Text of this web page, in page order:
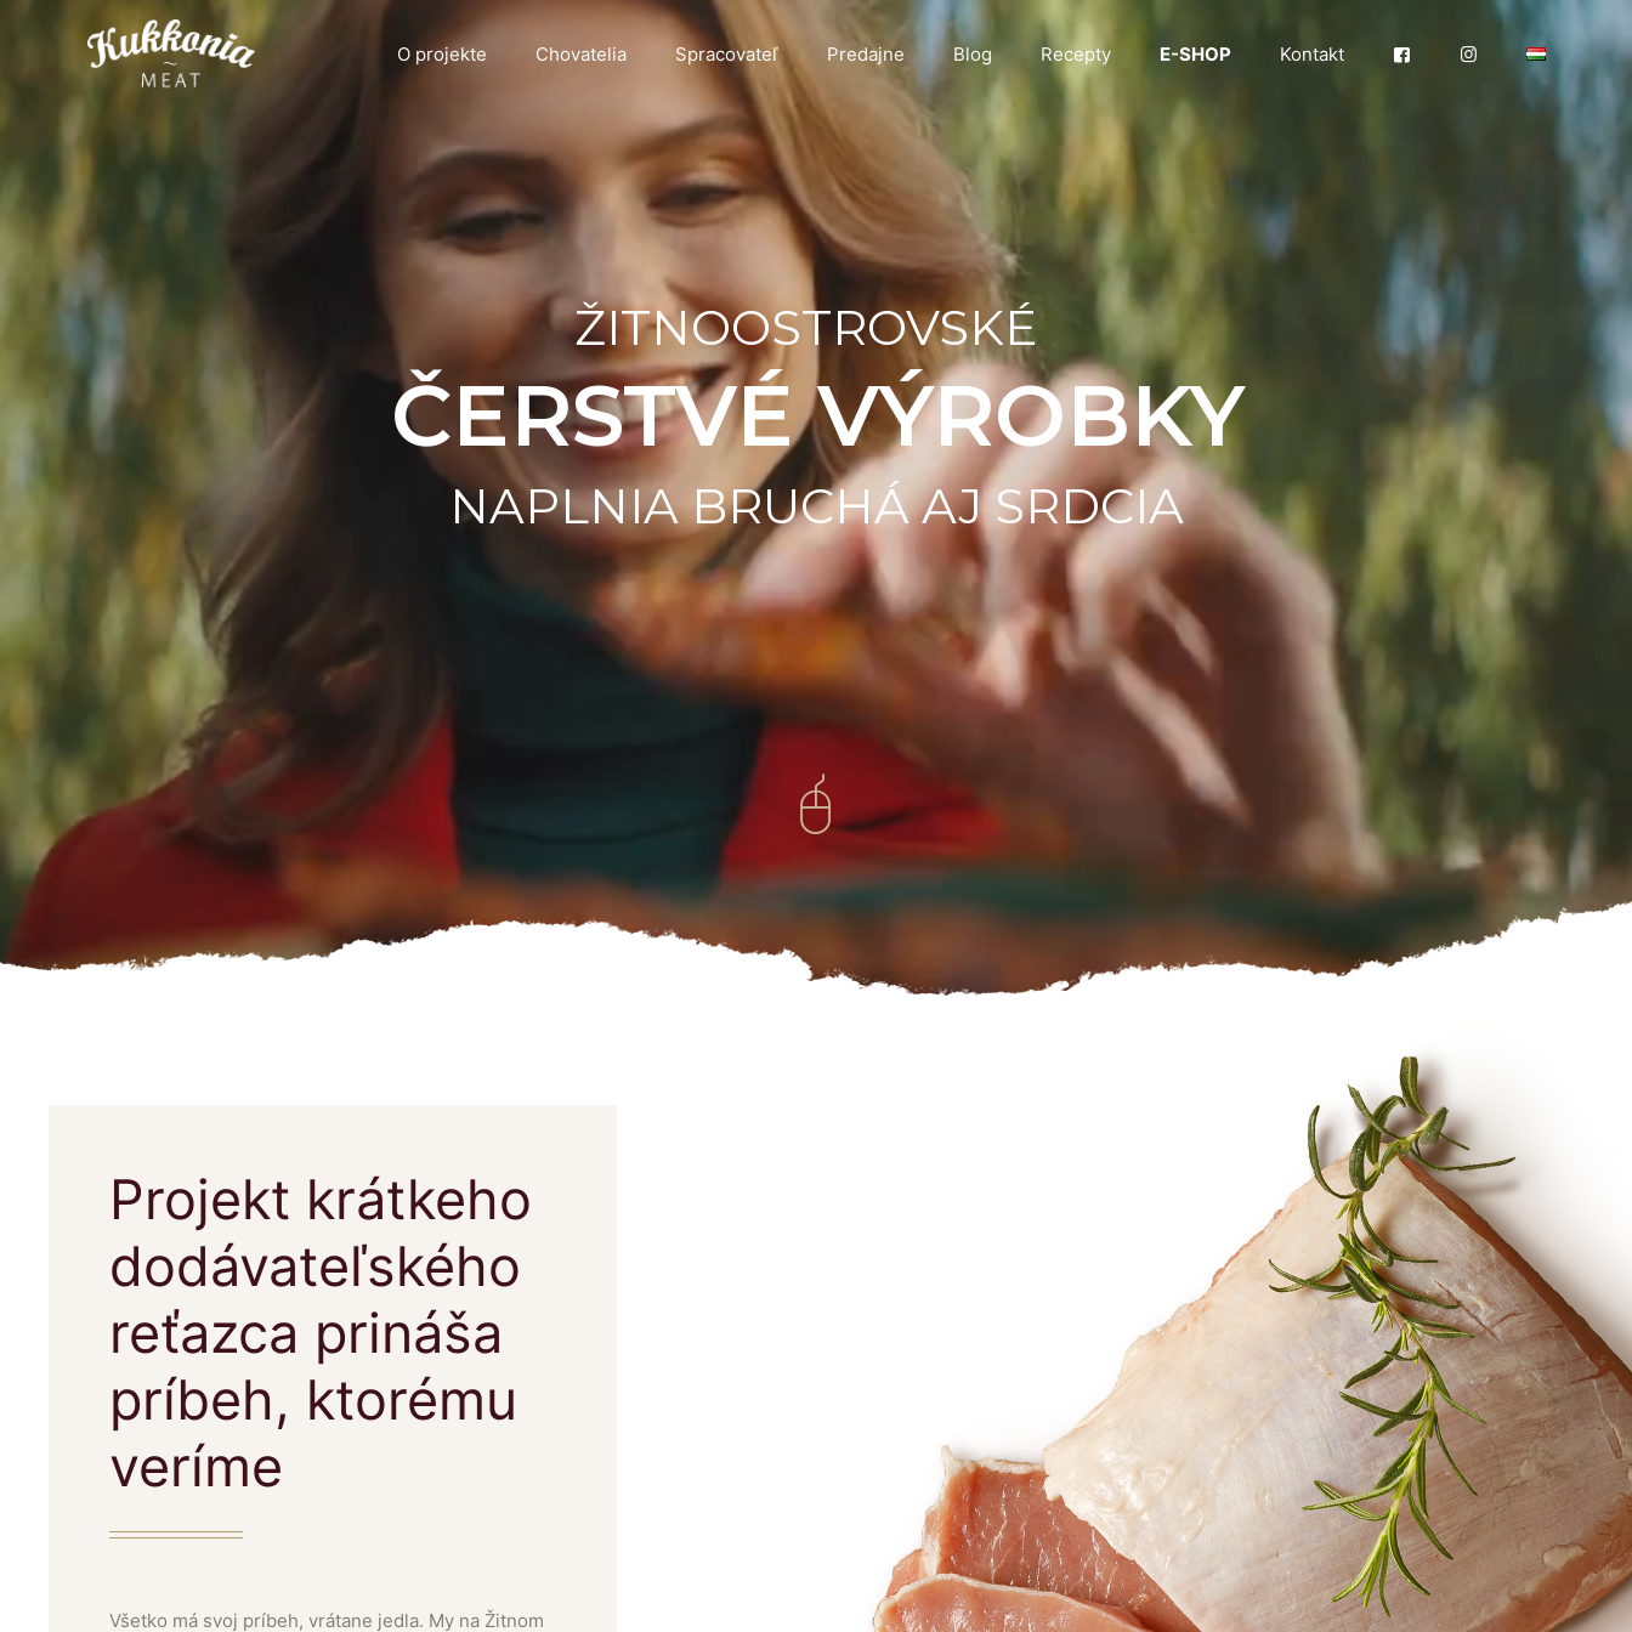
O projekte Chovatelia Spracovateľ Predajne Blog Recepty E-SHOP Kontakt
ČERSTVÉ VÝROBKY
NAPLNIA BRUCHÁ AJ SRDCIA
ŽITNOOSTROVSKÉ
Projekt krátkeho
dodávateľského
reťazca prináša
príbeh, ktorému
veríme
Všetko má svoj príbeh, vrátane jedla. My na Žitnom